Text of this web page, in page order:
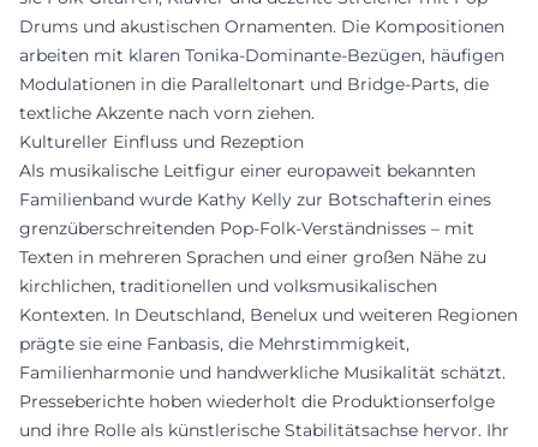
Drums und akustischen Ornamenten. Die Kompositionen
arbeiten mit klaren Tonika-Dominante-Bezügen, häufigen
Modulationen in die Paralleltonart und Bridge-Parts, die
textliche Akzente nach vorn ziehen.
Kultureller Einfluss und Rezeption
Als musikalische Leitfigur einer europaweit bekannten
Familienband wurde Kathy Kelly zur Botschafterin eines
grenzüberschreitenden Pop-Folk-Verständnisses – mit
Texten in mehreren Sprachen und einer großen Nähe zu
kirchlichen, traditionellen und volksmusikalischen
Kontexten. In Deutschland, Benelux und weiteren Regionen
prägte sie eine Fanbasis, die Mehrstimmigkeit,
Familienharmonie und handwerkliche Musikalität schätzt.
Presseberichte hoben wiederholt die Produktionserfolge
und ihre Rolle als künstlerische Stabilitätsachse hervor. Ihr